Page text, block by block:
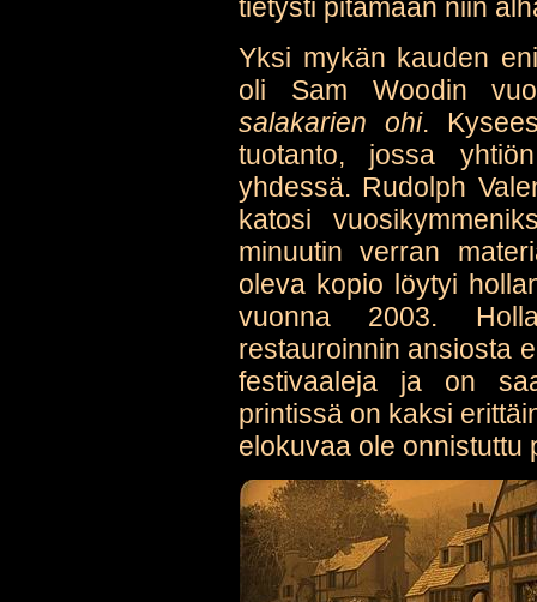
tietysti pitämään niin
Yksi mykän kauden
oli Sam Woodin
salakarien ohi.
tuotanto, jossa
yhdessä. Rudolph
katosi
minuutin verran
oleva kopio löytyi
vuonna 2003.
restauroinnin ansiosta
festivaaleja ja on
printissä on kaksi
elokuvaa ole onnistuttu